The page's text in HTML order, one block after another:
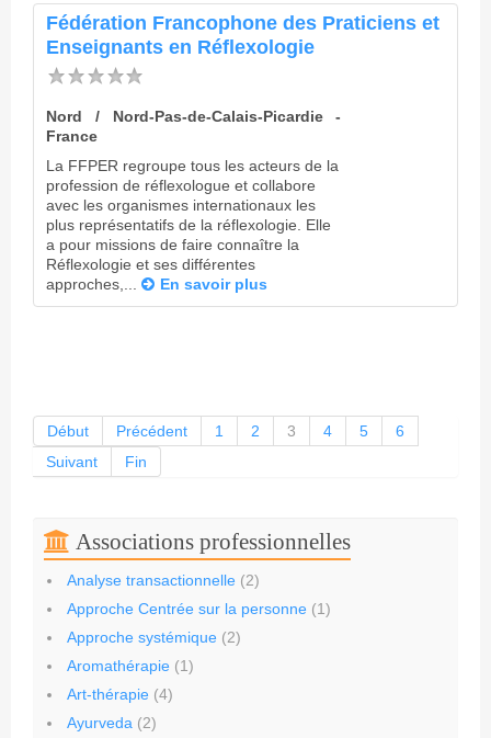
Fédération Francophone des Praticiens et
Enseignants en Réflexologie
Nord / Nord-Pas-de-Calais-Picardie -
France
La FFPER regroupe tous les acteurs de la
profession de réflexologue et collabore
avec les organismes internationaux les
plus représentatifs de la réflexologie. Elle
a pour missions de faire connaître la
Réflexologie et ses différentes
approches,...
En savoir plus
Début Précédent 1 2 3 4 5
6
Suivant
Fin
Associations professionnelles
Analyse transactionnelle (2)
Approche Centrée sur la personne (1)
Approche systémique (2)
Aromathérapie (1)
Art-thérapie (4)
Ayurveda (2)